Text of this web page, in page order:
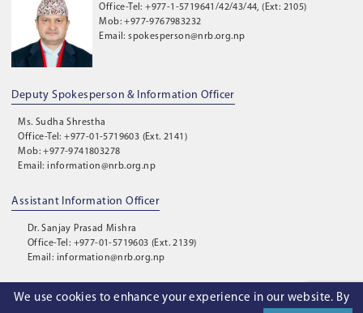
We use cookies to enhance your experience in our website. By
Office-Tel: +977-1-5719641/42/43/44, (Ext: 2105)
Mob: +977-9767983232
Email: spokesperson@nrb.org.np
Deputy Spokesperson & Information Officer
Ms. Sudha Shrestha
Office-Tel: +977-01-5719603 (Ext. 2141)
Mob: +977-9741803278
Email: information@nrb.org.np
Assistant Information Officer
Dr. Sanjay Prasad Mishra
Office-Tel: +977-01-5719603 (Ext. 2139)
Email: information@nrb.org.np